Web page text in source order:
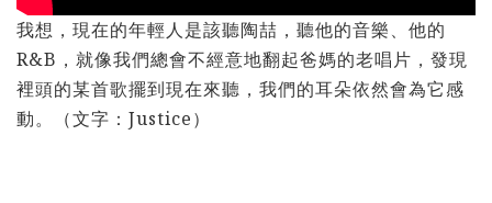
我想，現在的年輕人是該聽陶喆，聽他的音樂、他的
R&B，就像我們總會不經意地翻起爸媽的老唱片，發現
裡頭的某首歌擺到現在來聽，我們的耳朵依然會為它感
動。（文字：Justice）